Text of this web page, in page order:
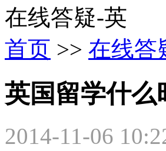
在线答疑-英
首页 >> 在线答
英国留学什么
2014-11-06